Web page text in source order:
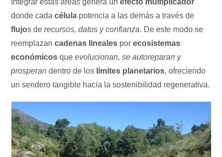
Integrar estas áreas genera unefecto multiplicador
donde cadacélula potencia a las demás a través de
flujos derecursos, datos y confianza. De este modo se
reemplazancadenas lineales porecosistemas
económicos queevolucionan, se autoreparan y
prosperan dentro de los límites planetarios, ofreciendo
un sendero tangible hacia la sostenibilidad regenerativa.